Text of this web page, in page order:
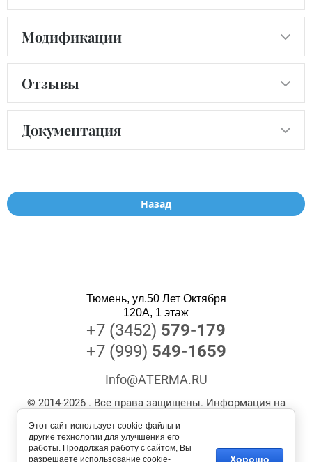
Модификации
Отзывы
Документация
Назад
© 2014-2026 . Все права защищены. Информация на
сайте носит информационный характер и не
является публичной офертой. Наличие, актуальные
цены и технические характеристики уточняйте у
Тюмень, ул.50 Лет Октября
120А, 1 этаж
+7 (3452) 579-179
+7 (999) 549-1659
Info@ATERMA.RU
Этот сайт использует cookie-файлы и
другие технологии для улучшения его
работы. Продолжая работу с сайтом, Вы
разрешаете использование cookie-
Хорошо